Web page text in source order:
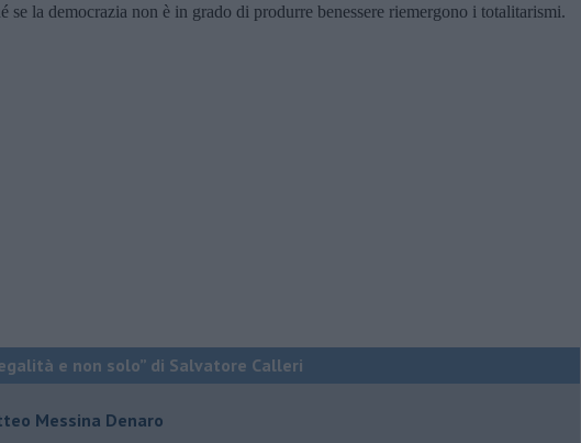
se la democrazia non è in grado di produrre benessere riemergono i totalitarismi.
e non solo” di Salvatore Calleri
Messina Denaro